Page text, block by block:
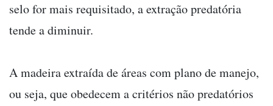
selo for mais requisitado, a extração predatória
tende a diminuir.
A madeira extraída de áreas com plano de manejo,
ou seja, que obedecem a critérios não predatórios